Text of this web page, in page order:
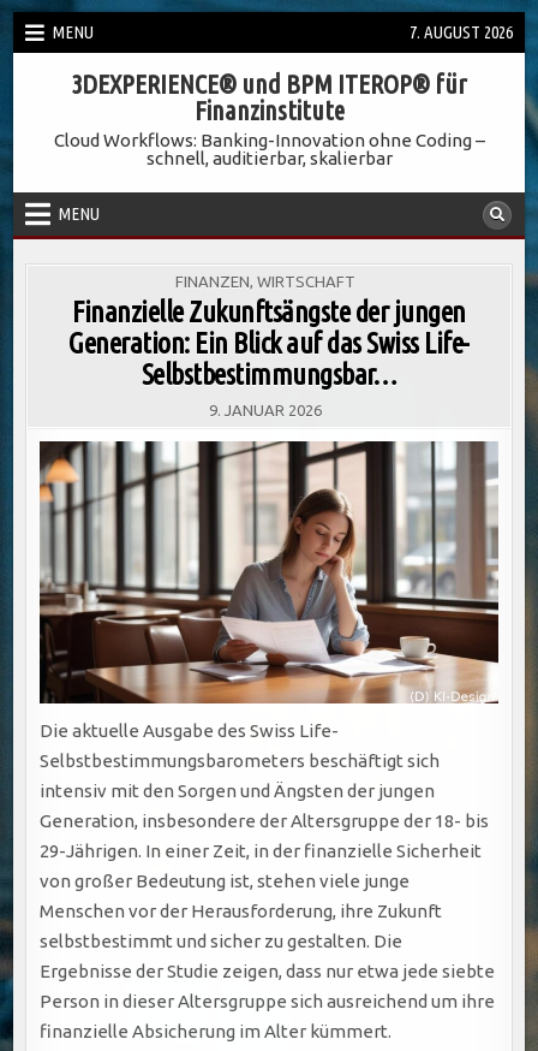
Skip
to
MENU 7. AUGUST 2026
3DEXPERIENCE® und BPM ITEROP® für
Finanzinstitute
Cloud Workflows: Banking-Innovation ohne Coding –
schnell, auditierbar, skalierbar
MENU
POSTED
FINANZEN WIRTSCHAFT
Finanzielle Zukunftsängste der jungen
Generation: Ein Blick auf das Swiss Life-
Selbstbestimmungsbar…
9. JANUAR 2026
Die aktuelle Ausgabe des Swiss Life-
Selbstbestimmungsbarometers beschäftigt sich
intensiv mit den Sorgen und Ängsten der jungen
Generation, insbesondere der Altersgruppe der 18- bis
29-Jährigen. In einer Zeit, in der finanzielle Sicherheit
von großer Bedeutung ist, stehen viele junge
Menschen vor der Herausforderung, ihre Zukunft
selbstbestimmt und sicher zu gestalten. Die
Ergebnisse der Studie zeigen, dass nur etwa jede siebte
Person in dieser Altersgruppe sich ausreichend um ihre
finanzielle Absicherung im Alter kümmert.